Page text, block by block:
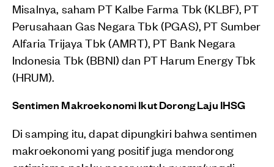
Misalnya, saham PT Kalbe Farma Tbk (KLBF), PT
Perusahaan Gas Negara Tbk (PGAS), PT Sumber
Alfaria Trijaya Tbk (AMRT), PT Bank Negara
Indonesia Tbk (BBNI) dan PT Harum Energy Tbk
(HRUM).
Sentimen Makroekonomi Ikut Dorong Laju IHSG
Di samping itu, dapat dipungkiri bahwa sentimen
makroekonomi yang positif juga mendorong